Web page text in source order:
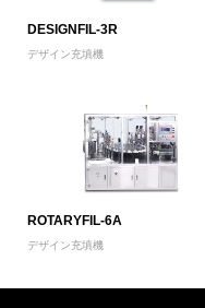
DESIGNFIL-3R
デザイン充填機
ROTARYFIL-6A
デザイン充填機